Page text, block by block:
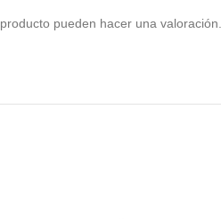
pueden hacer una valoración.